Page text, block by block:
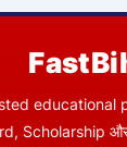
educational
Scholarship